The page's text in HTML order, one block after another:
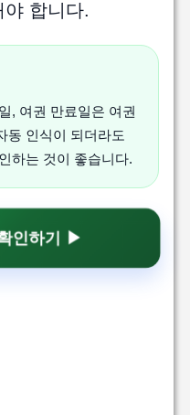
합니다.
, 여권 만료일은 여권
동 인식이 되더라도
하는 것이 좋습니다.
인하기 ▶